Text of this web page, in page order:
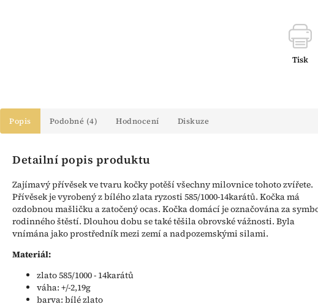
Tisk
Popis Podobné (4) Hodnocení Diskuze
Detailní popis produktu
Zajímavý přívěsek ve tvaru kočky potěší všechny milovnice tohoto zvířete.
Přívěsek je vyrobený z bílého zlata ryzosti 585/1000-14karátů. Kočka má
ozdobnou mašličku a zatočený ocas. Kočka domácí je označována za
rodinného štěstí. Dlouhou dobu se také těšila obrovské vážnosti. Byla
vnímána jako prostředník mezi zemí a nadpozemskými silami.
Materiál:
zlato 585/1000 - 14karátů
váha: +/-2,19g
barva: bílé zlato